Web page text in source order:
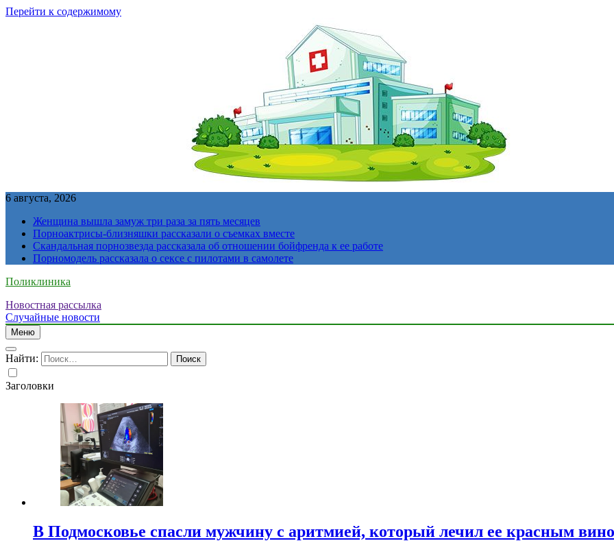
Перейти к содержимому
6 августа, 2026
Женщина вышла замуж три раза за пять месяцев
Порноактрисы-близняшки рассказали о съемках вместе
Скандальная порнозвезда рассказала об отношении бойфренда к ее работе
Порномодель рассказала о сексе с пилотами в самолете
Поликлиника
Новостная рассылка
Случайные новости
Меню
Найти:
Заголовки
В Подмосковье спасли мужчину с аритмией, который лечил ее красным